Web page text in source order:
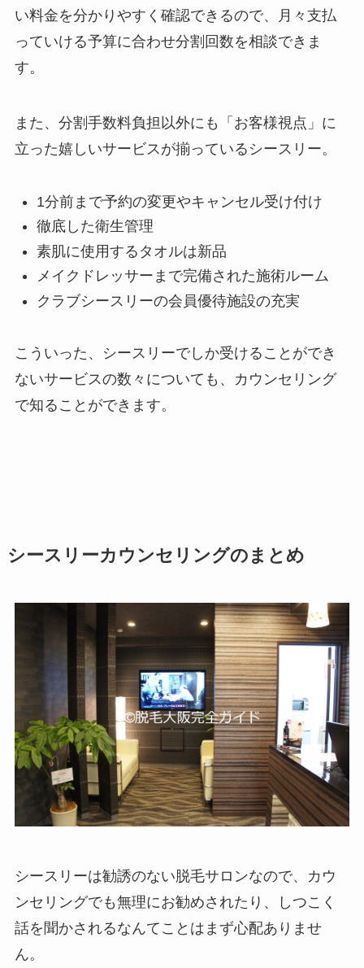
い料金を分かりやすく確認できるので、月々支払
っていける予算に合わせ分割回数を相談できま
す。
また、分割手数料負担以外にも「お客様視点」に
立った嬉しいサービスが揃っているシースリー。
1分前まで予約の変更やキャンセル受け付け
徹底した衛生管理
素肌に使用するタオルは新品
メイクドレッサーまで完備された施術ルーム
クラブシースリーの会員優待施設の充実
こういった、シースリーでしか受けることができ
ないサービスの数々についても、カウンセリング
で知ることができます。
シースリーカウンセリングのまとめ
シースリーは勧誘のない脱毛サロンなので、カウ
ンセリングでも無理にお勧めされたり、しつこく
話を聞かされるなんてことはまず心配ありませ
ん。